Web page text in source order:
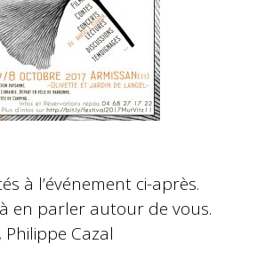
à l’événement ci-après.
à en parler autour de vous.
Cazal